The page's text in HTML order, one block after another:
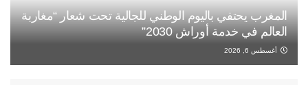
المغرب يحتفي باليوم الوطني للجالية تحت شعار “مغاربة
العالم في خدمة أوراش 2030”
أغسطس 6, 2026